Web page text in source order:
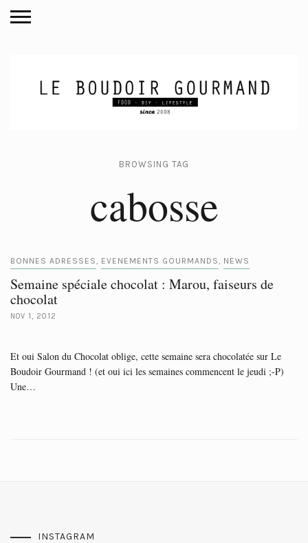
BROWSING TAG
cabosse
BONNES ADRESSES, EVENEMENTS GOURMANDS, NEWS
Semaine spéciale chocolat : Marou, faiseurs de
chocolat
NOV 1, 2012
Et oui Salon du Chocolat oblige, cette semaine sera chocolatée sur Le
Boudoir Gourmand ! (et oui ici les semaines commencent le jeudi ;-P)
Une…
INSTAGRAM